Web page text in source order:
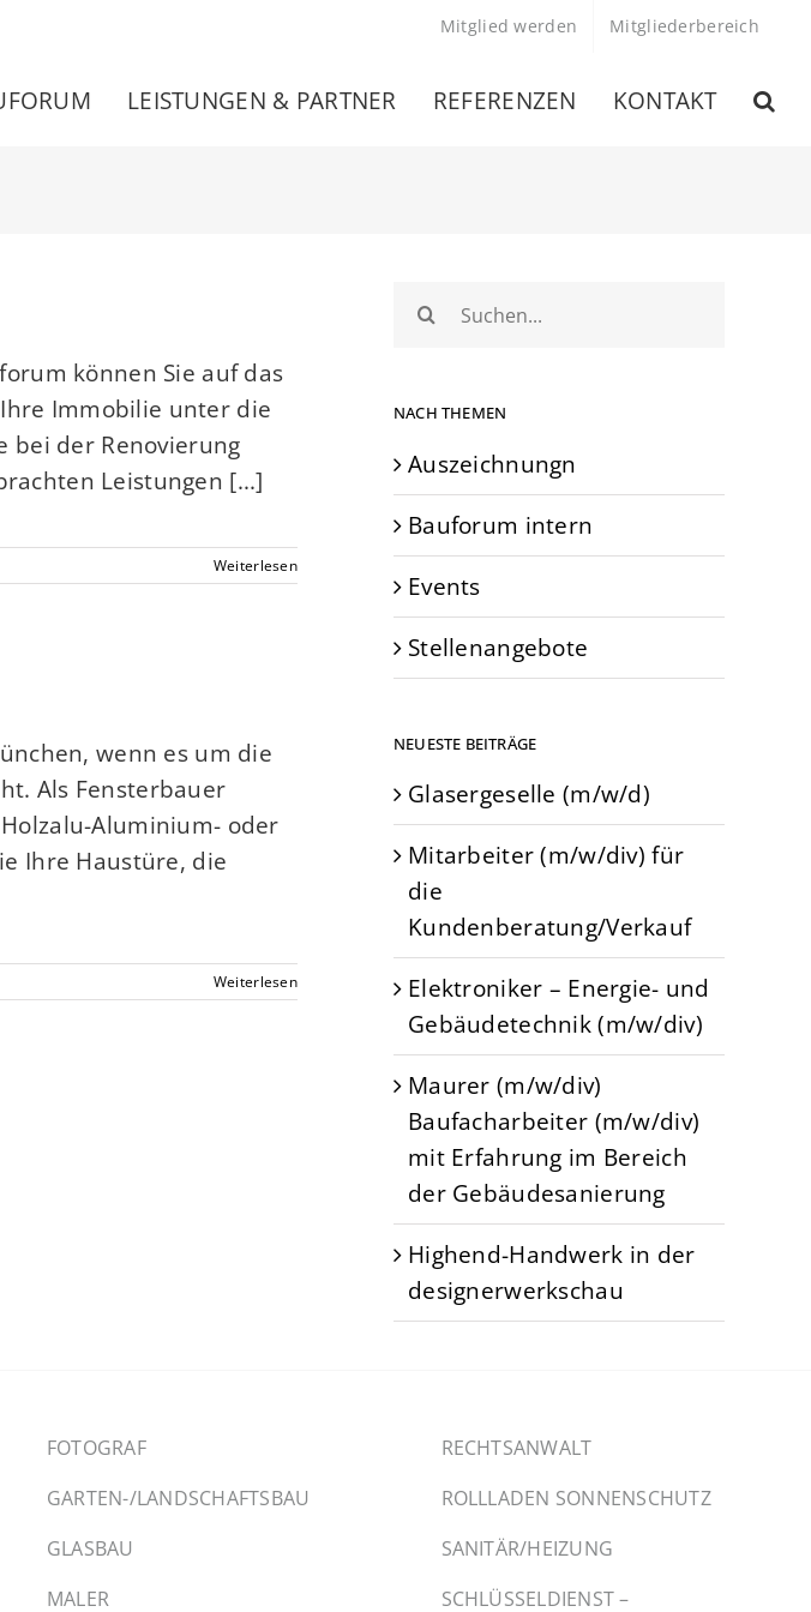
Mitglied werden Mitgliederbereich
LEISTUNGEN & PARTNER REFERENZEN KONTAKT
können Sie auf das
Immobilie unter die
bei der Renovierung
Leistungen [...]
Weiterlesen
wenn es um die
Als Fensterbauer
Aluminium- oder
Ihre Haustüre, die
Weiterlesen
Suche
nach:
NACH THEMEN
Auszeichnungn
Bauforum intern
Events
Stellenangebote
NEUESTE BEITRÄGE
Glasergeselle (m/w/d)
Mitarbeiter (m/w/div) für
die
Kundenberatung/Verkauf
Elektroniker – Energie- und
Gebäudetechnik (m/w/div)
Maurer (m/w/div)
Baufacharbeiter (m/w/div)
mit Erfahrung im Bereich
der Gebäudesanierung
Highend-Handwerk in der
designerwerkschau
FOTOGRAF
GARTEN-/LANDSCHAFTSBAU
GLASBAU
MALER
RECHTSANWALT
ROLLLADEN SONNENSCHUTZ
SANITÄR/HEIZUNG
SCHLÜSSELDIENST –